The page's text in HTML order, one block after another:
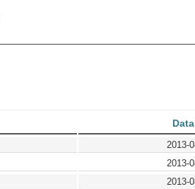
Data
2013-
2013-
2013-